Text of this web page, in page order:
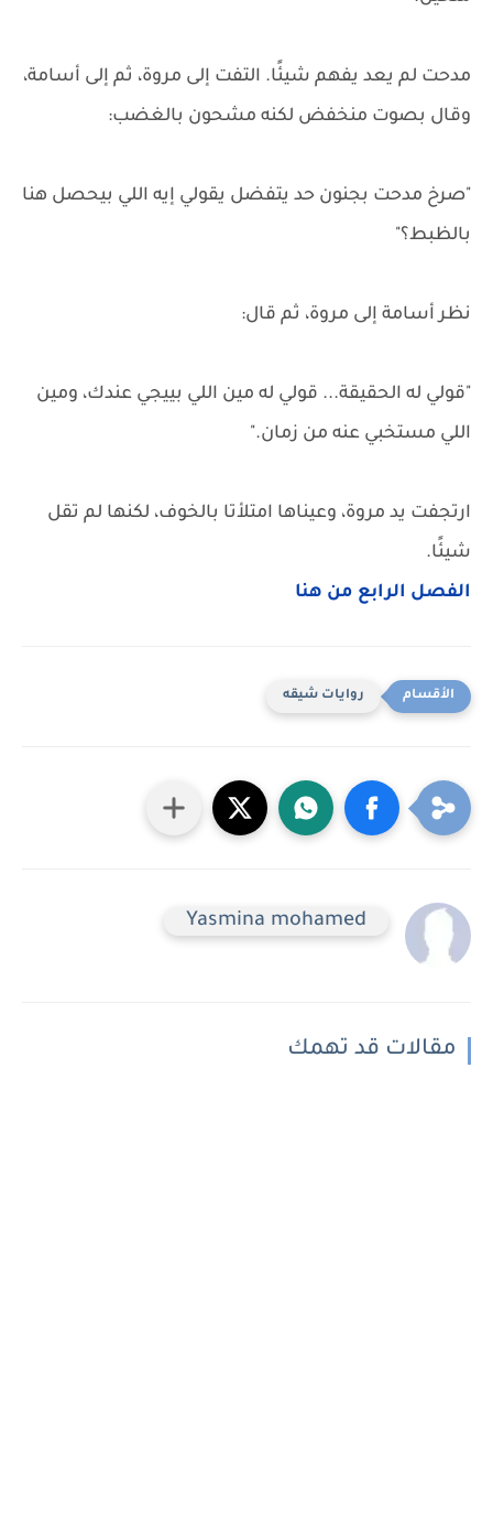
مدحت لم يعد يفهم شيئًا. التفت إلى مروة، ثم إلى أسامة،
وقال بصوت منخفض لكنه مشحون بالغضب:
"صرخ مدحت بجنون حد يتفضل يقولي إيه اللي بيحصل هنا
بالظبط؟"
نظر أسامة إلى مروة، ثم قال:
"قولي له الحقيقة... قولي له مين اللي بييجي عندك، ومين
اللي مستخبي عنه من زمان."
ارتجفت يد مروة، وعيناها امتلأتا بالخوف، لكنها لم تقل
شيئًا.
الفصل الرابع من هنا
روايات شيقه
Yasmina mohamed
مقالات قد تهمك